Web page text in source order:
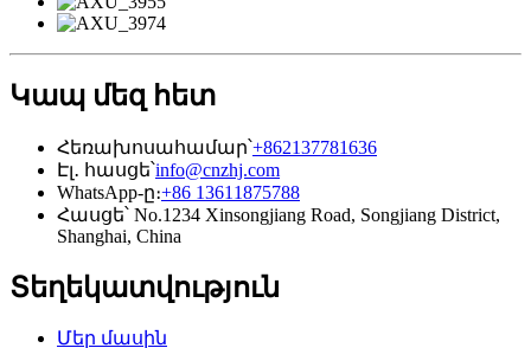
Կապ մեզ հետ
Հեռախոսահամար՝+862137781636
Էլ․ հասցե՝info@cnzhj.com
WhatsApp-ը։+86 13611875788
Հասցե՝ No.1234 Xinsongjiang Road, Songjiang District,
Shanghai, China
Տեղեկատվություն
Մեր մասին